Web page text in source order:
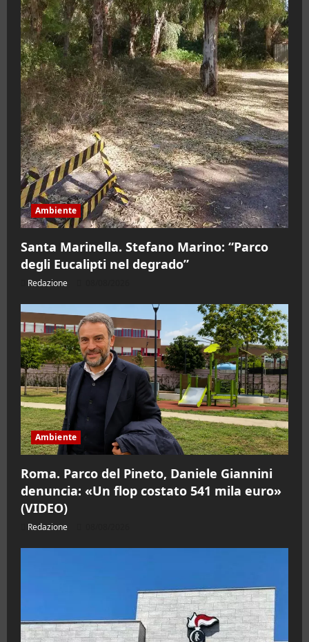
Ambiente
Santa Marinella. Stefano Marino: “Parco
degli Eucalipti nel degrado”
Redazione
Ambiente
Roma. Parco del Pineto, Daniele Giannini
denuncia: «Un flop costato 541 mila euro»
(VIDEO)
Redazione